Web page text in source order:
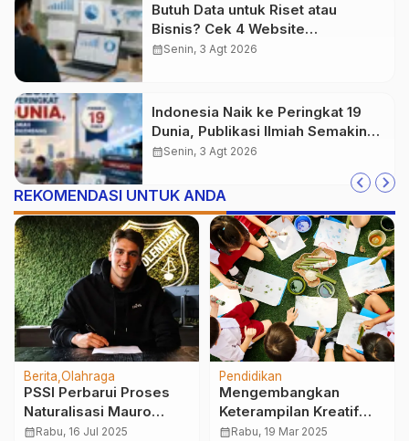
Butuh Data untuk Riset atau
Bisnis? Cek 4 Website
Terpercaya Ini
calendar_monthSenin, 3 Agt 2026
Indonesia Naik ke Peringkat 19
Dunia, Publikasi Ilmiah Semakin
Berkembang
calendar_monthSenin, 3 Agt 2026
REKOMENDASI UNTUK ANDA
Berita
UKM Bulutangkis UBSI
Sukabumi Kembali
Menghidupkan
calendar_monthMinggu, 7 Des 2025
Pendidikan
UBSI Gelar Rapat
Pengembangan
Akademik Prodi Sistem
calendar_monthJumat, 12 Sep 2025